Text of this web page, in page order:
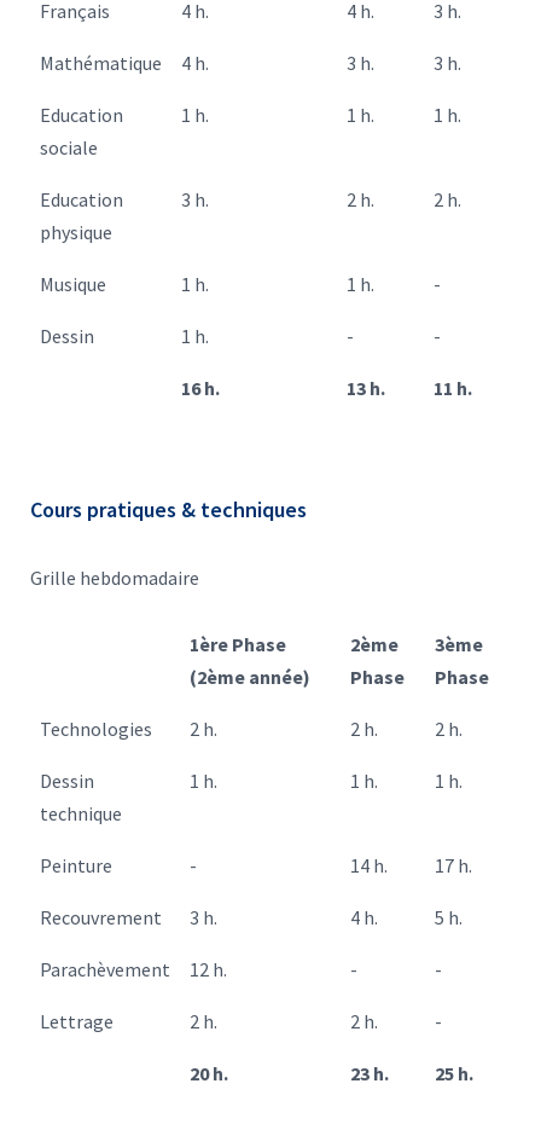
Français 4 h. 4 h. 3 h.
Mathématique 4 h. 3 h. 3 h.
Education
sociale
1 h. 1 h. 1 h.
Education
physique
3 h. 2 h. 2 h.
Musique 1 h. 1 h. -
Dessin 1 h. - -
16 h. 13 h. 11 h.
Cours pratiques & techniques
Grille hebdomadaire
1ère Phase
(2ème année)
2ème
Phase
3ème
Phase
Technologies 2 h. 2 h. 2 h.
Dessin
technique
1 h. 1 h. 1 h.
Peinture - 14 h. 17 h.
Recouvrement 3 h. 4 h. 5 h.
Parachèvement 12 h. - -
Lettrage 2 h. 2 h. -
20 h. 23 h. 25 h.